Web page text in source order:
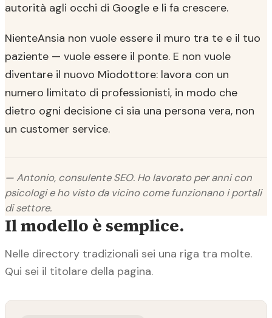
autorità agli occhi di Google e li fa crescere.
NienteAnsia non vuole essere il muro tra te e il tuo
paziente — vuole essere il ponte. E non vuole
diventare il nuovo Miodottore: lavora con un
numero limitato di professionisti, in modo che
dietro ogni decisione ci sia una persona vera, non
un customer service.
— Antonio, consulente SEO. Ho lavorato per anni con
psicologi e ho visto da vicino come funzionano i portali
di settore.
Il modello è semplice.
Nelle directory tradizionali sei una riga tra molte.
Qui sei il titolare della pagina.